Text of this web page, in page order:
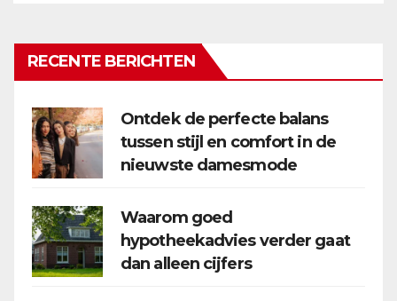
RECENTE BERICHTEN
Ontdek de perfecte balans
tussen stijl en comfort in de
nieuwste damesmode
Waarom goed
hypotheekadvies verder gaat
dan alleen cijfers